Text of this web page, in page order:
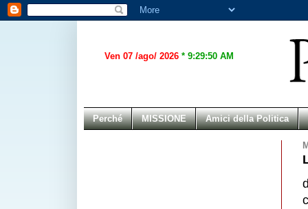
Ven 07 /ago/ 2026 * 9:29:50 AM
Perché MISSIONE Amici della Politica